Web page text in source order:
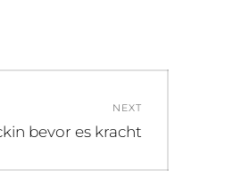
NEXT
bevor es kracht